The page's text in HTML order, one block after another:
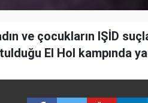
ve çocukların IŞİD
El Hol kampında